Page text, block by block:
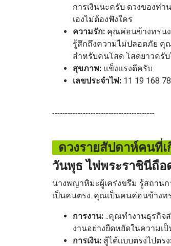
การเงินนะครับ ดวงของท่
เองไม่ต้องฟังใคร
ความรัก: คุณค่อนข้างทรน
รู้สึกถึงความไม่ปลอดภัย คุ
สำหรับคนโสด โสดยาวครั
สุขภาพ: เเข็งเเรงดีครับ
เลขประจำไพ่: 11 19 168
----------------------------------------
ดวงรายสัปดาห์คนที่
วันพุธ ไพ่พระราชินีถือ
นางพญาหิมะผู้เคร่งขรึม รู้สถาน
เป็นคนตรง..คุณเป็นคนค่อนข้างทร
การงาน: ..คุณทำงานธุรกิจ
งานอย่างยืดหยัดในความเ
การเงิน: สู้ได้เเบบตรงไปต